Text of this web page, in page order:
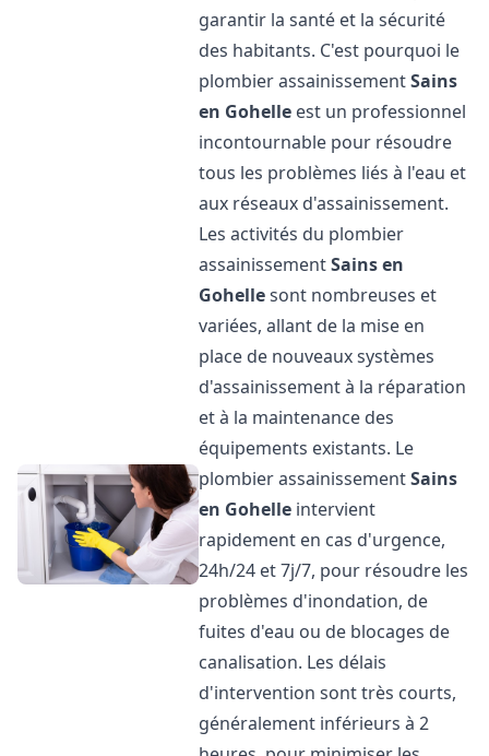
garantir la santé et la sécurité
des habitants. C'est pourquoi le
plombier assainissementSains
en Gohelle est un professionnel
incontournable pour résoudre
tous les problèmes liés à l'eau et
aux réseaux d'assainissement.
Les activités du plombier
assainissementSains en
Gohellesont nombreuses et
variées, allant de la mise en
place de nouveaux systèmes
d'assainissement à la réparation
et à la maintenance des
équipements existants. Le
plombier assainissementSains
en Gohelle intervient
rapidement en cas d'urgence,
24h/24 et 7j/7, pour résoudre les
problèmes d'inondation, de
fuites d'eau ou de blocages de
canalisation. Les délais
d'intervention sont très courts,
généralement inférieurs à 2